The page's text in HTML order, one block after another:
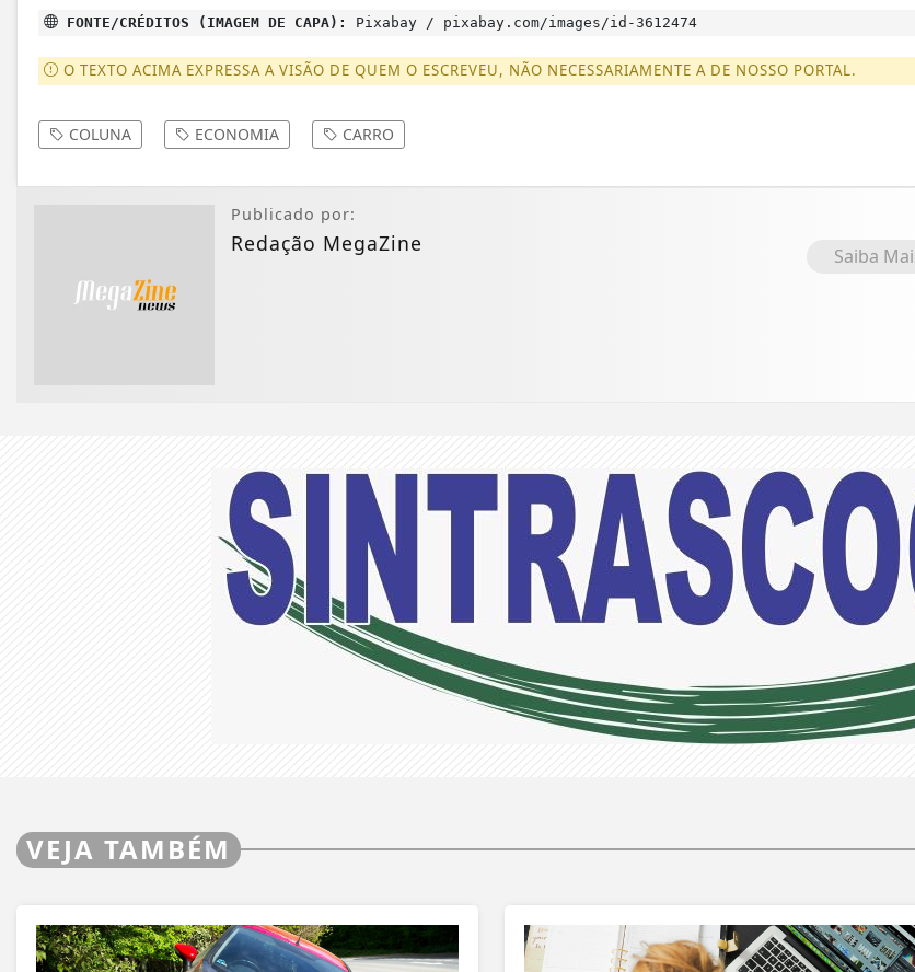
FONTE/CRÉDITOS (IMAGEM DE CAPA): Pixabay / pixabay.com/images/id-3612474
O TEXTO ACIMA EXPRESSA A VISÃO DE QUEM O ESCREVEU, NÃO NECESSARIAMENTE A DE NOSSO PORTAL.
COLUNA ECONOMIA CARRO
Publicado por:
Redação MegaZine Saiba
VEJA TAMBÉM